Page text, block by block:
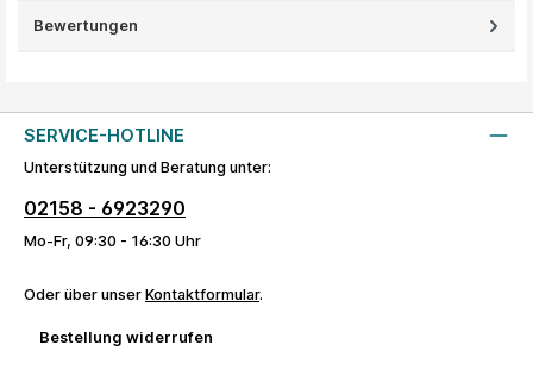
Bewertungen
SERVICE-HOTLINE
Unterstützung und Beratung unter:
02158 - 6923290
Mo-Fr, 09:30 - 16:30 Uhr
Oder über unser Kontaktformular.
Bestellung widerrufen